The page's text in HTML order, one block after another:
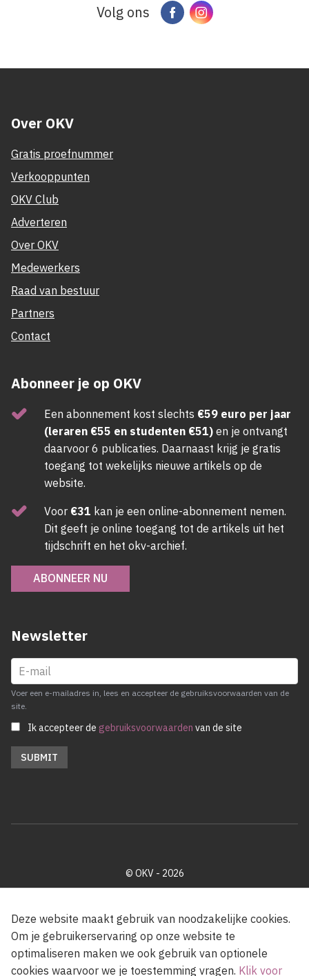
Volg ons FacebookInstagram
Over OKV
Gratis proefnummer
Verkooppunten
OKV Club
Adverteren
Over OKV
Medewerkers
Raad van bestuur
Partners
Contact
Abonneer je op OKV
Een abonnement kost slechts €59 euro per jaar
(leraren €55 en studenten €51) en je ontvangt
daarvoor 6 publicaties. Daarnaast krijg je gratis
toegang tot wekelijks nieuwe artikels op de
website.
Voor €31 kan je een online-abonnement nemen.
Dit geeft je online toegang tot de artikels uit het
tijdschrift en het okv-archief.
ABONNEER NU
Newsletter
Voer een e-mailadres in, lees en accepteer de gebruiksvoorwaarden van de
site.
Ik accepteer de gebruiksvoorwaarden van de site
© OKV - 2026
Met steun van de Vlaamse Gemeenschap
Deze website maakt gebruik van noodzakelijke cookies.
Om je gebruikerservaring op onze website te
optimaliseren maken we ook gebruik van optionele
cookies waarvoor we je toestemming vragen. Klik voor